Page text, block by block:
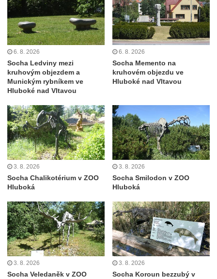
vstupu do poutního místa Římov
Plastika Koule v Gutenbergově ulici v
Liberci
Pamětní deska Vojtěcha Kocmicha na
domě čp. 37 v ulici Betlém v Římově
Pomník na paměť zrušení roboty v Plavu
Socha vodníka v Plavu
Socha svatého Jana Nepomuckého v
Třebušíně
Pamětní deska Johanna Nepomuka
Fischera na domě čp. 5/16 na třídě 9.
května v Rumburku
severně od Tokáně
Obrázek svatého Huberta na buku svatého
Huberta
Obrázek svatého Jakuba na skále u cesty
východně od Srbské Kamenice
Busta Jana Amose Komenského na domě
6. 8. 2026
Socha Ledviny mezi
kruhovým objezdem a
Munickým rybníkem ve
Hluboké nad Vltavou
6. 8. 2026
Socha Memento na
kruhovém objezdu ve
Hluboké nad Vltavou
3. 8. 2026
Socha Chalikotérium v ZOO
Hluboká
3. 8. 2026
Socha Smilodon v ZOO
Hluboká
3. 8. 2026
Socha Veledaněk v ZOO
3. 8. 2026
Socha Koroun bezzubý v